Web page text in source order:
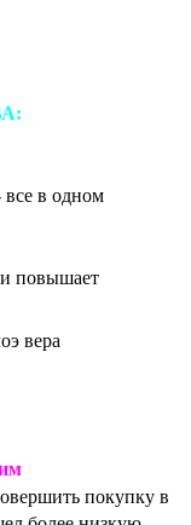
в одном
повышает
вера
покупку в